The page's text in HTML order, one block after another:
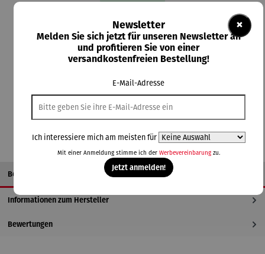
Material-Auswahl auswählen
Beschreibung
Informationen zum Hersteller
Bewertungen
×
Newsletter
Melden Sie sich jetzt für unseren Newsletter an
und profitieren Sie von einer
versandkostenfreien Bestellung!
E-Mail-Adresse
Ich interessiere mich am meisten für
Mit einer Anmeldung stimme ich der Werbevereinbarungzu.
Jetzt anmelden!